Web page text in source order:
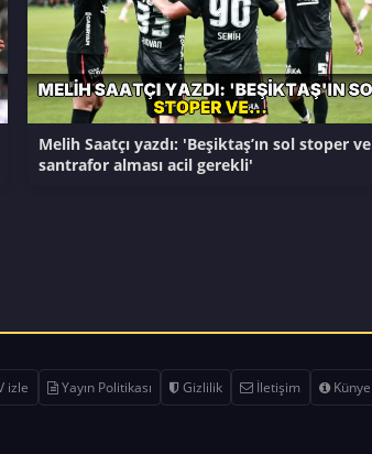
Melih Saatçı yazdı: 'Beşiktaş’ın sol stoper ve
santrafor alması acil gerekli'
izle Yayın Politikası Gizlilik İletişim Künye